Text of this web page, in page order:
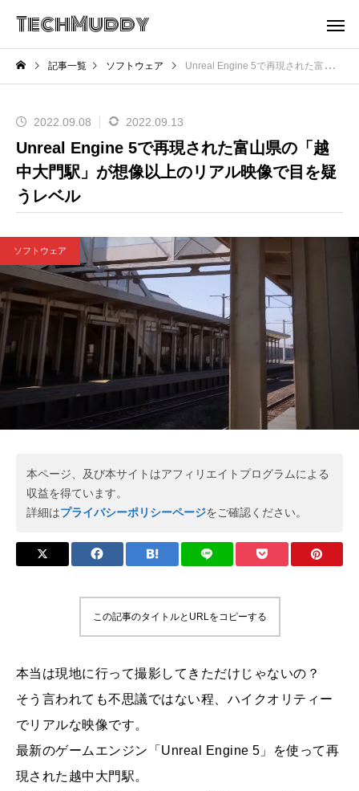
TechMuddy
記事一覧 ソフトウェア Unreal Engine 5で再現された富山県の「越中大門駅」が想像以上のリアル映像で目を疑うレベル
2022.09.08 2022.09.13
Unreal Engine 5で再現された富山県の「越
中大門駅」が想像以上のリアル映像で目を疑
うレベル
ソフトウェア
本ページ、及び本サイトはアフィリエイトプログラムによる
収益を得ています。
詳細はプライバシーポリシーページをご確認ください。
この記事のタイトルとURLをコピーする
本当は現地に行って撮影してきただけじゃないの？
そう言われても不思議ではない程、ハイクオリティー
でリアルな映像です。
最新のゲームエンジン「Unreal Engine 5」を使って再
現された越中大門駅。